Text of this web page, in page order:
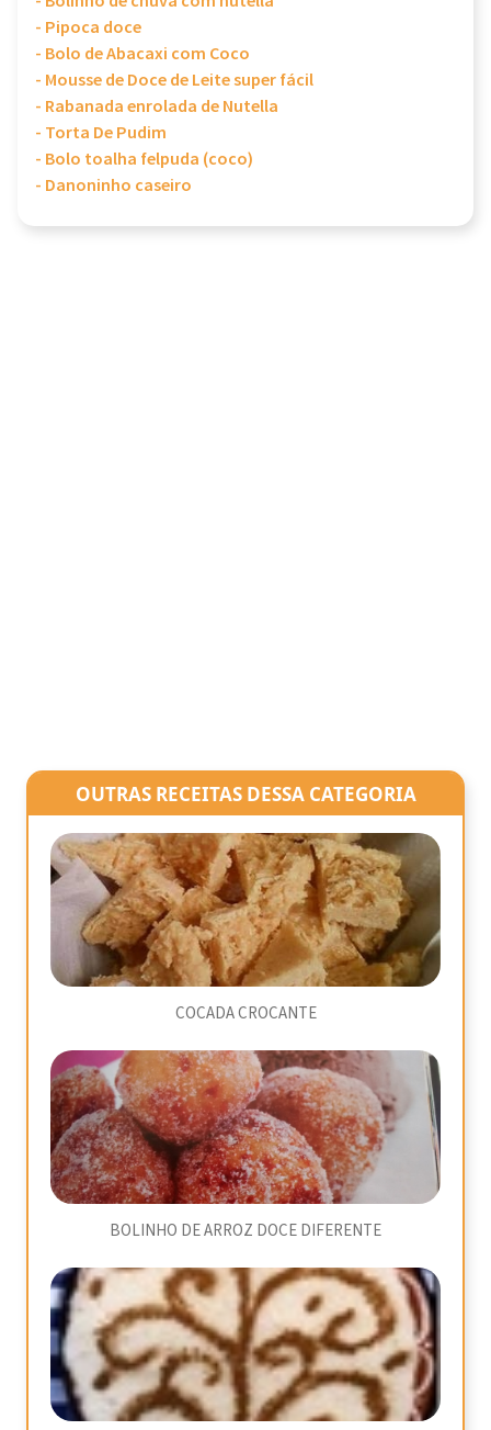
- Pipoca doce
- Bolo de Abacaxi com Coco
- Mousse de Doce de Leite super fácil
- Rabanada enrolada de Nutella
- Torta De Pudim
- Bolo toalha felpuda (coco)
- Danoninho caseiro
OUTRAS RECEITAS DESSA CATEGORIA
COCADA CROCANTE
BOLINHO DE ARROZ DOCE DIFERENTE